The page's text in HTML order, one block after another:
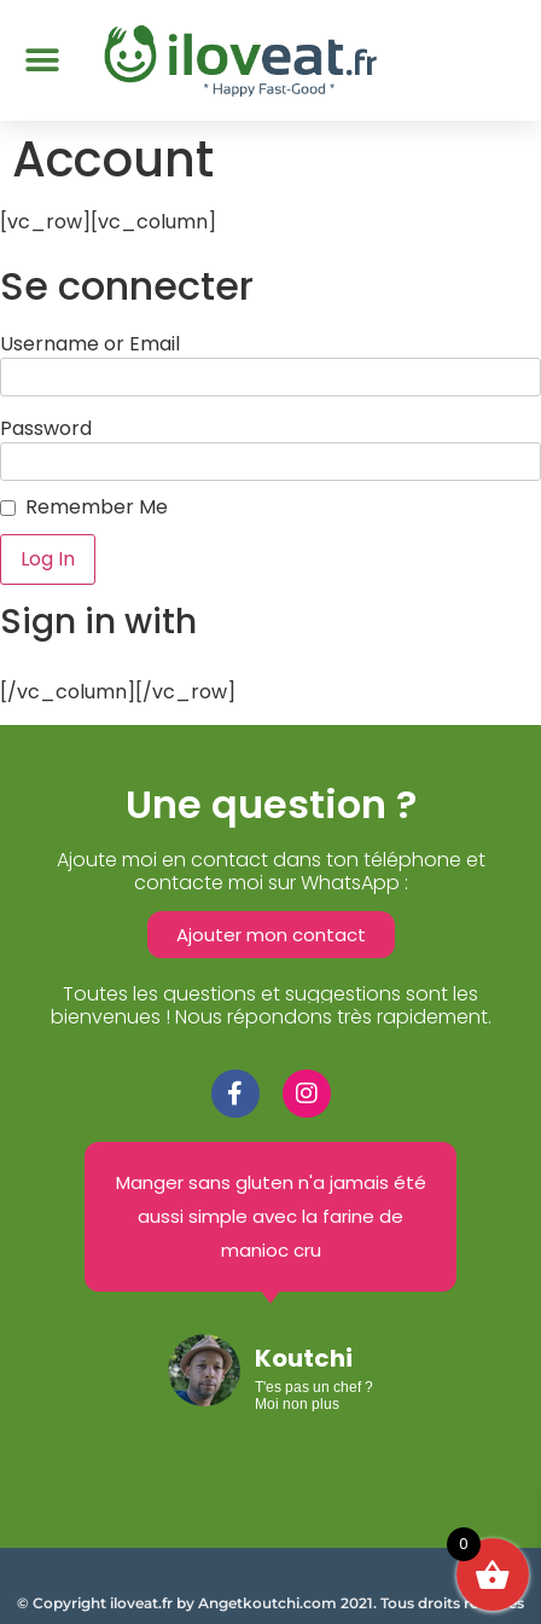
Account
[vc_row][vc_column]
Se connecter
Username or Email
Password
Remember Me
Sign in with
[/vc_column][/vc_row]
Une question ?
Ajoute moi en contact dans ton téléphone et
contacte moi sur WhatsApp :
Ajouter mon contact
Toutes les questions et suggestions sont les
bienvenues ! Nous répondons très rapidement.
Manger sans gluten n'a jamais été
aussi simple avec la farine de
manioc cru
Koutchi
T'es pas un chef ?
Moi non plus
© Copyright iloveat.fr by Angetkoutchi.com 2021. Tous droits réservés
0